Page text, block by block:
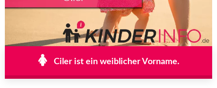
Ciler ist ein weiblicher Vorname.